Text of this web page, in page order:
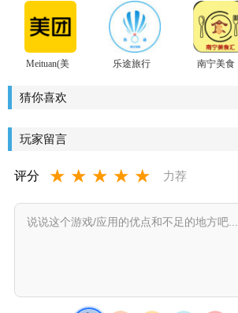
版app
app安卓版
Meituan(美
乐途旅行
南宁美食
猜你喜欢
玩家留言
评分 ★ ★ ★ ★ ★ 力荐